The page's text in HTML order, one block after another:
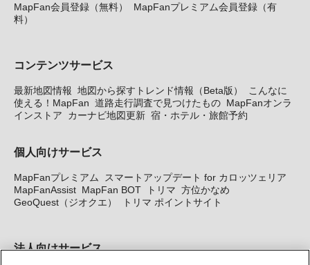
MapFan会員登録（無料）
MapFanプレミアム会員登録（有
料）
コンテンツサービス
最新地図情報 地図から探すトレンド情報（Beta版）
こんなに
使える！MapFan 道路走行調査で見つけたもの MapFanオンラ
インストア
カーナビ地図更新 宿・ホテル・旅館予約
個人向けサービス
MapFanプレミアム
スマートアップデート for カロッツェリア
MapFanAssist MapFan BOT トリマ 方位かなめ
GeoQuest（ジオクエ）
トリマ ポイントサイト
法人向けサービス